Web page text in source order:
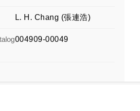
L. H. Chang (張連浩)
004909-00049